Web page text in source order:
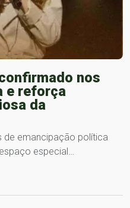
nos
e reforça
da
emancipação política
especial…